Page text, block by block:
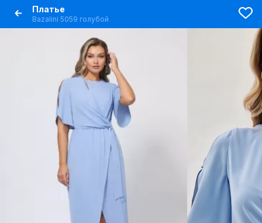
Платье
Bazalini 5059 голубой